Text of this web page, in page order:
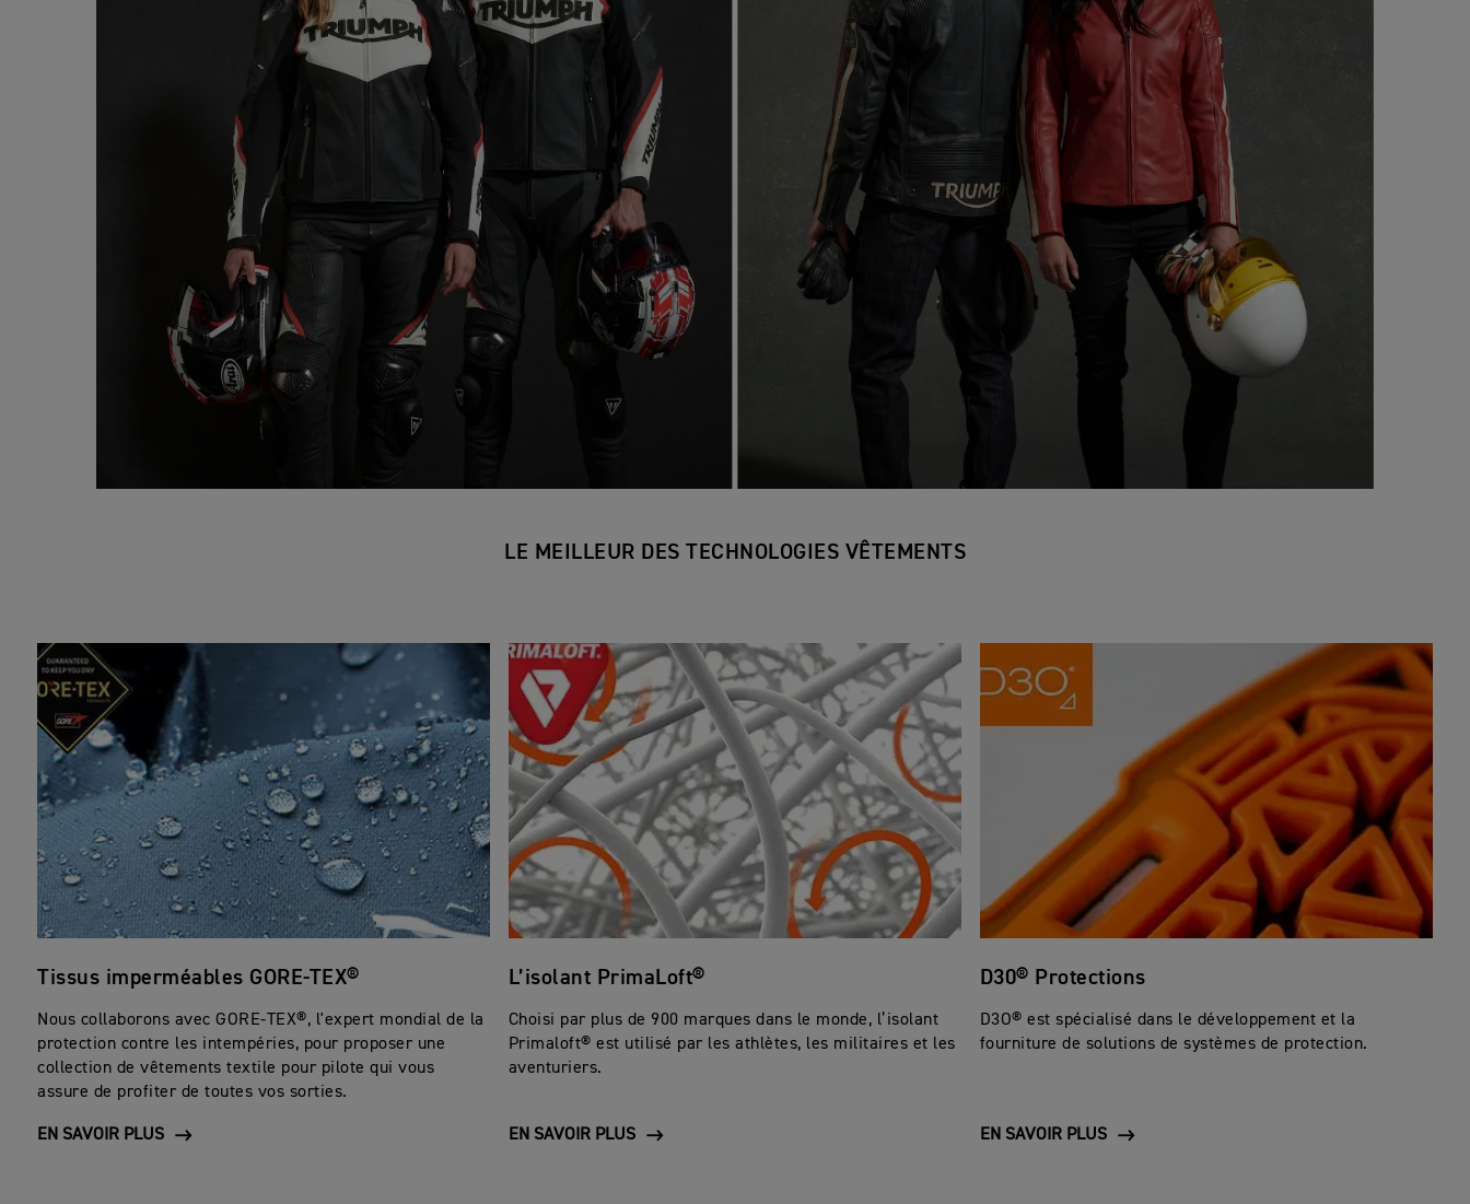
LE MEILLEUR DES TECHNOLOGIES VÊTEMENTS
Tissus imperméables GORE-TEX®
Nous collaborons avec GORE-TEX®, l'expert mondial de la
protection contre les intempéries, pour proposer une
collection de vêtements textile pour pilote qui vous
assure de profiter de toutes vos sorties.
EN SAVOIR PLUS
L’isolant PrimaLoft®
Choisi par plus de 900 marques dans le monde, l’isolant
Primaloft® est utilisé par les athlètes, les militaires et les
aventuriers.
EN SAVOIR PLUS
D30® Protections
D3O® est spécialisé dans le développement et la
fourniture de solutions de systèmes de protection.
EN SAVOIR PLUS